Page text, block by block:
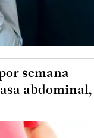
semana
abdominal,